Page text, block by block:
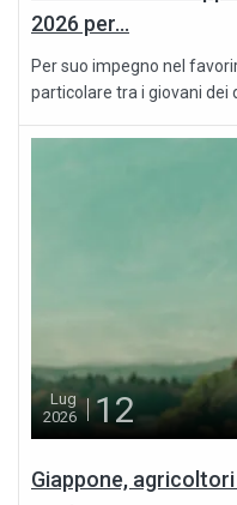
2026 per...
Per suo impegno nel
particolare tra i giovani dei
Lug
2026
12
Giappone,